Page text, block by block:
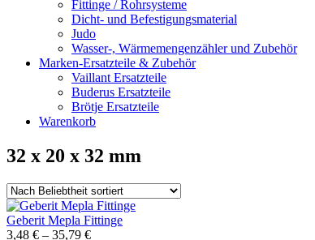
Fittinge / Rohrsysteme
Dicht- und Befestigungsmaterial
Judo
Wasser-, Wärmemengenzähler und Zubehör
Marken-Ersatzteile & Zubehör
Vaillant Ersatzteile
Buderus Ersatzteile
Brötje Ersatzteile
Warenkorb
32 x 20 x 32 mm
Geberit Mepla Fittinge
3,48 € – 35,79 €